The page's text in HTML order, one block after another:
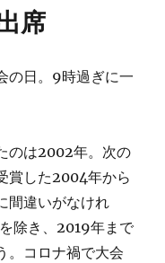
席
の日。9時過ぎに一
のは2002年。次の
賞した2004年から
間違いがなけれ
除き、2019年まで
。コロナ禍で大会